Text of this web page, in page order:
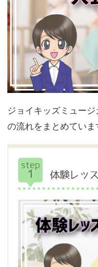
ジョイキッズミュー
の流れをまとめていま
step
1 体験レッ